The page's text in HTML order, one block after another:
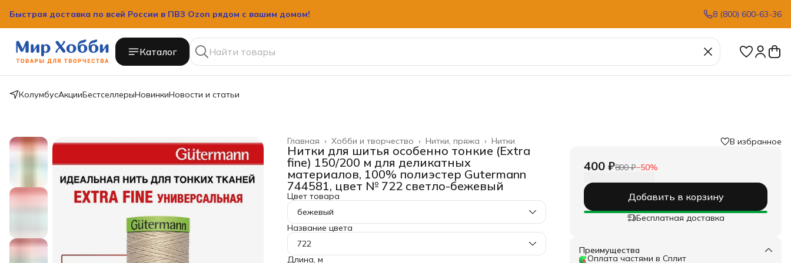
8 (800) 600-63-36
Каталог
КолумбусАкцииБестселлерыНовинкиНовости и статьи
Нитки
Нитки, пряжа ›
Хобби и творчество ›
Главная ›
Нитки для шитья особенно тонкие (Extra
fine) 150/200 м для деликатных
материалов, 100% полиэстер Gutermann
744581, цвет № 722 светло-бежевый
Цвет товара
бежевый
Название цвета
722
Длина, м
В избранное
400 ₽800 ₽−50%
Добавить в корзину
Бесплатная доставка
Преимущества
Оплата частями в Сплит